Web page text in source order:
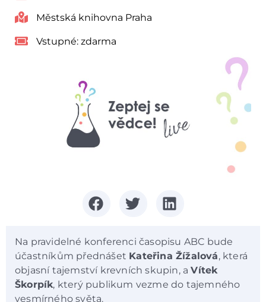
Městská knihovna Praha
Vstupné: zdarma
Na pravidelné konferenci časopisu ABC bude
účastníkům přednášet Kateřina Žížalová, která
objasní tajemství krevních skupin, aVítek
Škorpík, který publikum vezme do tajemného
vesmírného světa.